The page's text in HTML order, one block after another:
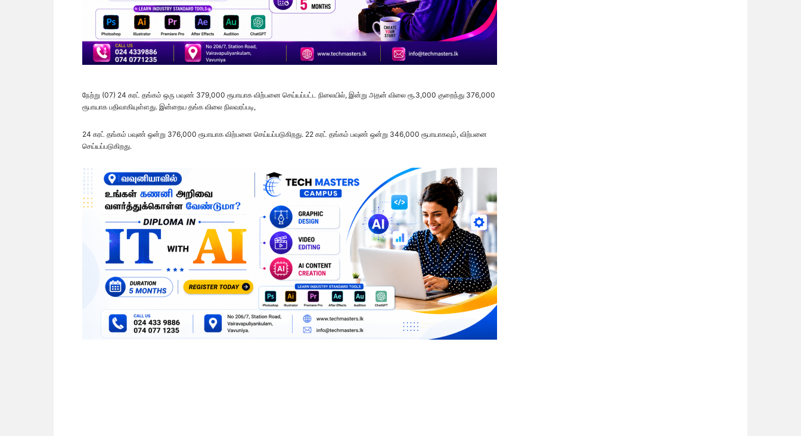
நேற்று (07) 24 கரட் தங்கம் ஒரு பவுண் 379,000 ரூபாயாக விற்பனை செய்யப்பட்ட நிலையில், இன்று அதன் விலை ரூ.3,000 குறைந்து 376,000
ரூபாயாக பதிவாகியுள்ளது. இன்றைய தங்க விலை நிலவரப்படி,
24 கரட் தங்கம் பவுண் ஒன்று 376,000 ரூபாயாக விற்பனை செய்யப்படுகிறது. 22 கரட் தங்கம் பவுண் ஒன்று 346,000 ரூபாயாகவும், விற்பனை
செய்யப்படுகிறது.